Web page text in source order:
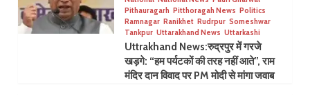
Pithauragarh Pitthoragah News Politics
Ramnagar Ranikhet Rudrpur Someshwar
Tankpur Uttarakhand News Uttarkashi
Uttrakhand News:रुद्रपुर में गरजे
खड़गे: “हम पर्यटकों की तरह नहीं आते”, राम
मंदिर दान विवाद पर PM मोदी से मांगा जवाब